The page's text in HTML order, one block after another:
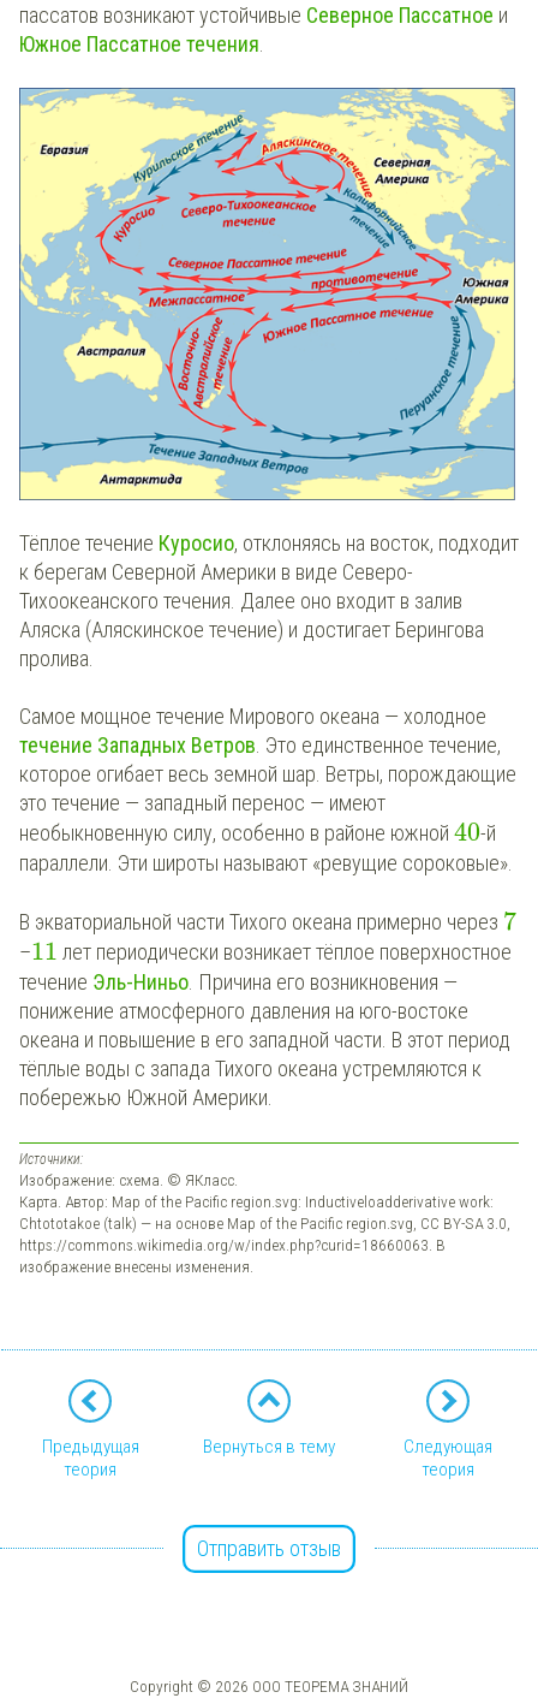
пассатов возникают устойчивые Северное Пассатное и
Южное Пассатное течения
Тёплое течение Куросио, отклоняясь на восток, подходит
к берегам Северной Америки в виде Северо-
Тихоокеанского течения. Далее оно входит в залив
Аляска (Аляскинское течение) и достигает Берингова
пролива.
Самое мощное течение Мирового океана — холодное
течение Западных Ветров . Это единственное течение,
которое огибает весь земной шар. Ветры, порождающие
это течение — западный перенос — имеют
необыкновенную силу, особенно в районе южной 40-й
параллели. Эти широты называют «ревущие сороковые».
В экваториальной части Тихого океана примерно через 7
–11 лет периодически возникает тёплое поверхностное
течение Эль-Ниньо . Причина его возникновения —
понижение атмосферного давления на юго-востоке
океана и повышение в его западной части. В этот период
тёплые воды с запада Тихого океана устремляются к
побережью Южной Америки.
Источники:
Изображение: схема. © ЯКласс.
Карта. Автор: Map of the Pacific region.svg: Inductiveloadderivative work:
Chtototakoe (talk) — на основе Map of the Pacific region.svg, CC BY-SA 3.0,
https://commons.wikimedia.org/w/index.php?curid=18660063. В
изображение внесены изменения.
Предыдущая
теория
Вернуться в тему
Следующая
теория
Отправить отзыв
Copyright © 2026 ООО ТЕОРЕМА ЗНАНИЙ